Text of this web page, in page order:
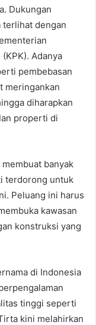
Dukungan
terlihat dengan
Adanya
pembebasan
meringankan
diharapkan
properti di
banyak
terdorong untuk
Peluang ini harus
kawasan
konstruksi yang
di Indonesia
tinggi seperti
kini melahirkan